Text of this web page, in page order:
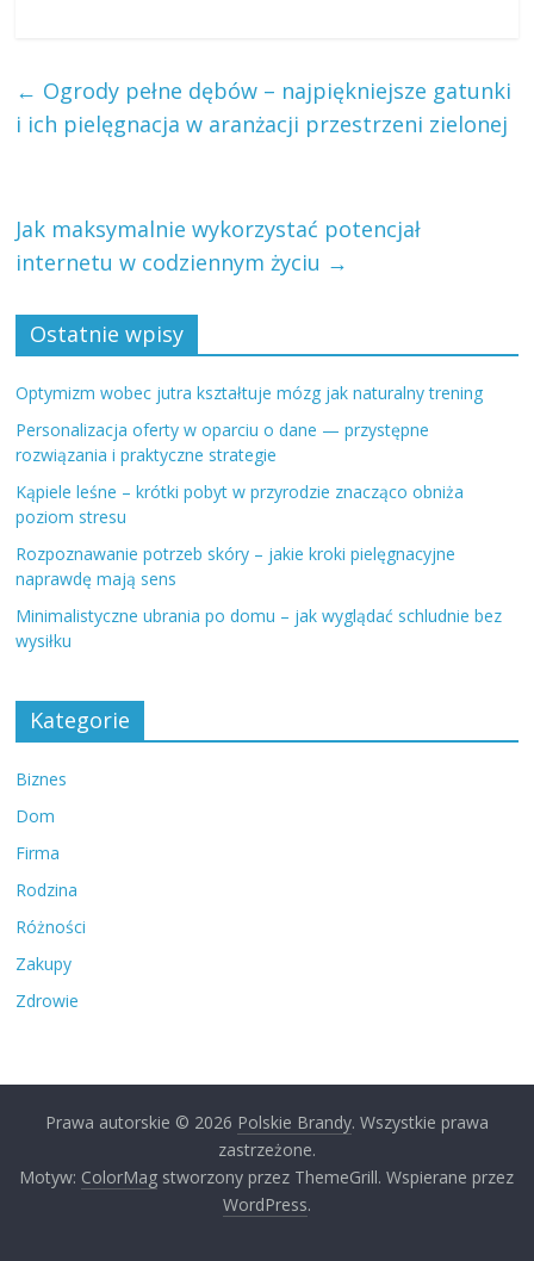
← Ogrody pełne dębów – najpiękniejsze gatunki
i ich pielęgnacja w aranżacji przestrzeni zielonej
Jak maksymalnie wykorzystać potencjał
internetu w codziennym życiu →
Ostatnie wpisy
Optymizm wobec jutra kształtuje mózg jak naturalny trening
Personalizacja oferty w oparciu o dane — przystępne
rozwiązania i praktyczne strategie
Kąpiele leśne – krótki pobyt w przyrodzie znacząco obniża
poziom stresu
Rozpoznawanie potrzeb skóry – jakie kroki pielęgnacyjne
naprawdę mają sens
Minimalistyczne ubrania po domu – jak wyglądać schludnie bez
wysiłku
Kategorie
Biznes
Dom
Firma
Rodzina
Różności
Zakupy
Zdrowie
Prawa autorskie © 2026 Polskie Brandy. Wszystkie prawa
zastrzeżone.
Motyw: ColorMag stworzony przez ThemeGrill. Wspierane przez
WordPress.